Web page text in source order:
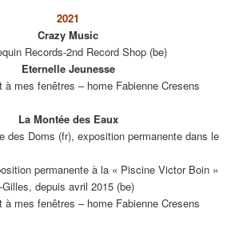
2021
Crazy Music
Records-2nd Record Shop (be)
Eternelle Jeunesse
à mes fenêtres – home Fabienne Cresens
La Montée des Eaux
des Doms (fr), exposition permanente dans le
permanente à la « Piscine Victor Boin »
depuis avril 2015 (be)
à mes fenêtres – home Fabienne Cresens